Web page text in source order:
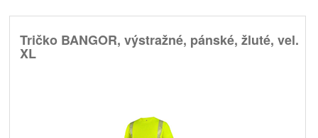
Tričko BANGOR, výstražné, pánské, žluté, vel.
XL